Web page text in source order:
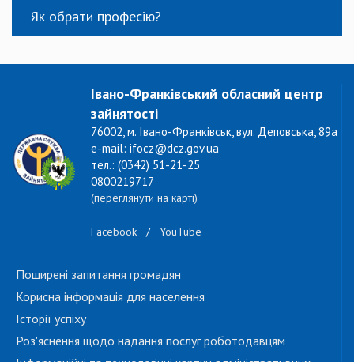
Як обрати професію?
Івано-Франківський обласний центр
зайнятості
76002, м. Івано-Франківськ, вул. Деповська, 89а
e-mail: ifocz@dcz.gov.ua
тел.: (0342) 51-21-25
0800219717
(переглянути на карті)
Facebook / YouTube
Поширені запитання громадян
Корисна інформація для населення
Історії успіху
Роз'яснення щодо надання послуг роботодавцям